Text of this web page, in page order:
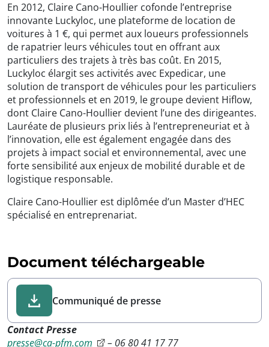
En 2012, Claire Cano-Houllier cofonde l’entreprise
innovante Luckyloc, une plateforme de location de
voitures à 1 €, qui permet aux loueurs professionnels
de rapatrier leurs véhicules tout en offrant aux
particuliers des trajets à très bas coût. En 2015,
Luckyloc élargit ses activités avec Expedicar, une
solution de transport de véhicules pour les particuliers
et professionnels et en 2019, le groupe devient Hiflow,
dont Claire Cano-Houllier devient l’une des dirigeantes.
Lauréate de plusieurs prix liés à l’entrepreneuriat et à
l’innovation, elle est également engagée dans des
projets à impact social et environnemental, avec une
forte sensibilité aux enjeux de mobilité durable et de
logistique responsable.
Claire Cano-Houllier est diplômée d’un Master d’HEC
spécialisé en entreprenariat.
Document téléchargeable
Communiqué de presse
Contact Presse
presse@ca-pfm.com
– 06 80 41 17 77